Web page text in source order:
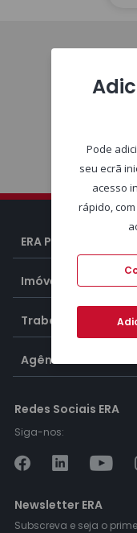
ERA Portugal
Imóveis
Trabalhar na ERA
Agências ERA
Redes Sociais ERA
Siga-nos:
Newsletter ERA
Subscreva e seja o
Pode
seu ecrã
acesso
rápido,